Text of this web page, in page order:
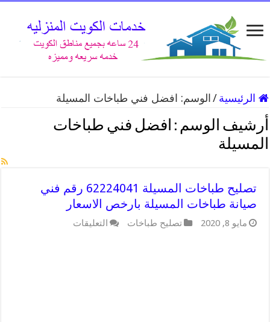
الرئيسية / الوسم: افضل فني طباخات المسيلة
أرشيف الوسم : افضل فني طباخات
المسيلة
تصليح طباخات المسيلة 62224041 رقم فني
صيانة طباخات المسيلة بارخص الاسعار
مايو 8, 2020 تصليح طباخات التعليقات